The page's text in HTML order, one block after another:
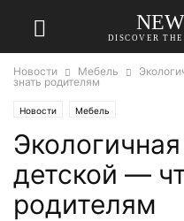
DISCOVER
Новости Мебель
знать родителям
Новости Мебель
детской —
родителям